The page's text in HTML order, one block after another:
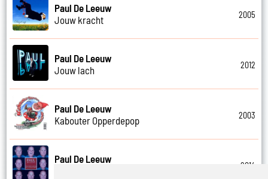
Paul De Leeuw
Jouw kracht
2005
Paul De Leeuw
Jouw lach
2012
Paul De Leeuw
Kabouter Opperdepop
2003
Paul De Leeuw
2014